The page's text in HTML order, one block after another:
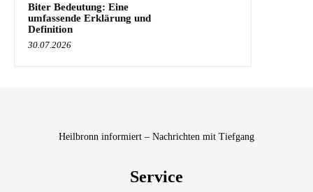
Biter Bedeutung: Eine
umfassende Erklärung und
Definition
30.07.2026
Heilbronn informiert – Nachrichten mit Tiefgang
Service